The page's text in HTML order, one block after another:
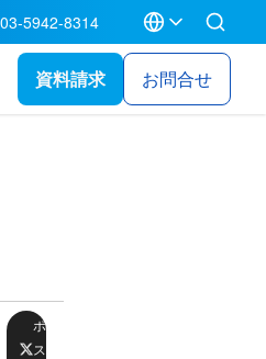
03-5942-8314
資料請求 お問合せ
ポ
ス